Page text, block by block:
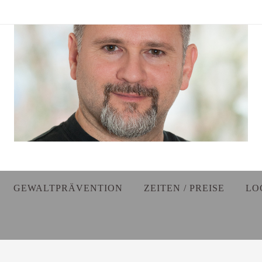
GEWALTPRÄVENTION ZEITEN / PREISE